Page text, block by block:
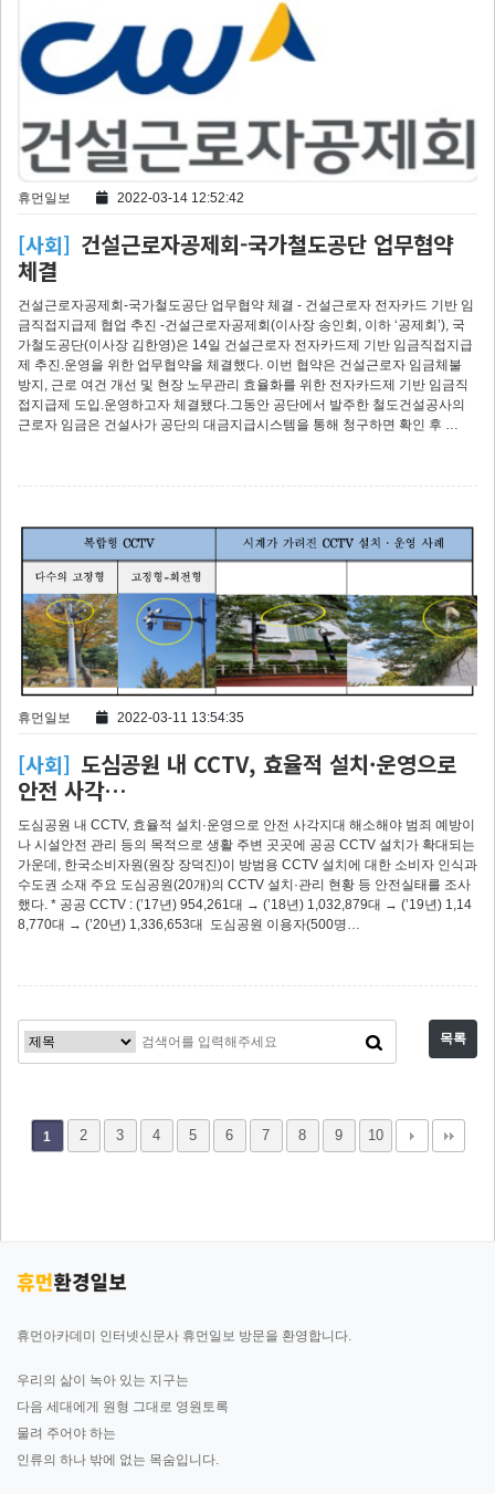
휴먼일보 2022-03-14 12:52:42
[사회] 건설근로자공제회-국가철도공단 업무협약
체결
건설근로자공제회-국가철도공단 업무협약 체결 - 건설근로자 전자카드 기반 임
금직접지급제 협업 추진 -건설근로자공제회(이사장 송인회, 이하 ‘공제회’), 국
가철도공단(이사장 김한영)은 14일 건설근로자 전자카드제 기반 임금직접지급
제 추진.운영을 위한 업무협약을 체결했다. 이번 협약은 건설근로자 임금체불
방지, 근로 여건 개선 및 현장 노무관리 효율화를 위한 전자카드제 기반 임금직
접지급제 도입.운영하고자 체결됐다.그동안 공단에서 발주한 철도건설공사의
근로자 임금은 건설사가 공단의 대금지급시스템을 통해 청구하면 확인 후 …
휴먼일보 2022-03-11 13:54:35
[사회] 도심공원 내 CCTV, 효율적 설치·운영으로
안전 사각…
도심공원 내 CCTV, 효율적 설치·운영으로 안전 사각지대 해소해야 범죄 예방이
나 시설안전 관리 등의 목적으로 생활 주변 곳곳에 공공 CCTV 설치가 확대되는
가운데, 한국소비자원(원장 장덕진)이 방범용 CCTV 설치에 대한 소비자 인식과
수도권 소재 주요 도심공원(20개)의 CCTV 설치·관리 현황 등 안전실태를 조사
했다. * 공공 CCTV : (’17년) 954,261대 → (’18년) 1,032,879대 → (’19년) 1,14
8,770대 → (’20년) 1,336,653대 도심공원 이용자(500명…
목록
1 2 3 4 5 6 7 8 9 10
휴먼아카데미 인터넷신문사 휴먼일보 방문을 환영합니다.
우리의 삶이 녹아 있는 지구는
다음 세대에게 원형 그대로 영원토록
물려 주어야 하는
인류의 하나 밖에 없는 목숨입니다.